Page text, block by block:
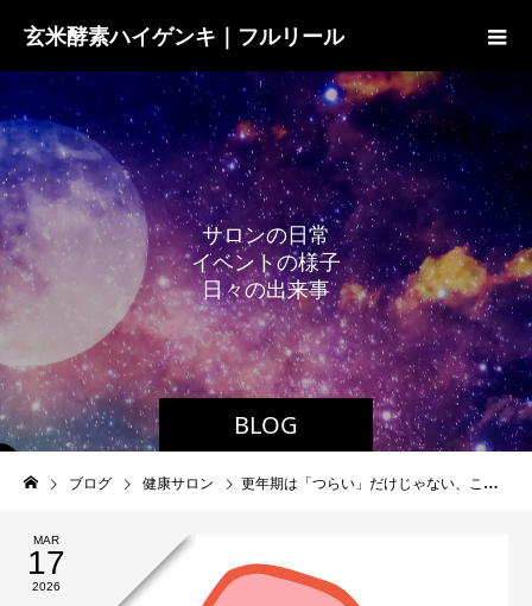
玄米酵素ハイゲンキ｜フルリール
BLOG
サロンの日常
イベン トの様子
日々の出来事
ブログ 健康サロン 更年期は「つらい」だけじゃない、これからの健康を考える大切な時期
MAR
17
2026